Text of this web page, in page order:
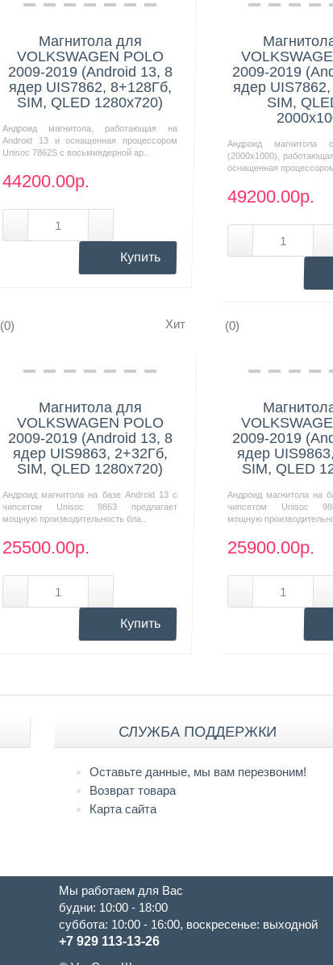
Нашли дешевле?
Магнитола для
VOLKSWAGEN POLO
2009-2019 (Android 13, 8
ядер UIS7862, 8+128Гб,
SIM, QLED 1280x720)
Андроид магнитола, работающая на
Android 13 и оснащенная процессором
Unisoc 7862S с восьмиядерной ар..
44200.00р.
Купить
Нашли
2009-2019
ядер
SIM,
Андроид
(2000х1000),
оснащенная
49200.00р.
(0) Хит
Нашли дешевле?
Магнитола для
VOLKSWAGEN POLO
2009-2019 (Android 13, 8
ядер UIS9863, 2+32Гб,
SIM, QLED 1280x720)
Андроид магнитола на базе Android 13 с
чипсетом Unisoc 9863 предлагает
мощную производительность бла..
25500.00р.
Купить
(0)
Нашли
2009-2019
ядер
SIM, QLED
Андроид магнитола на
чипсетом Unisoc
мощную
25900.00р.
СЛУЖБА ПОДДЕРЖКИ
Оставьте данные, мы вам перезвоним!
Возврат товара
Карта сайта
Мы работаем для Вас
будни: 10:00 - 18:00
суббота: 10:00 - 16:00, воскресенье: выходной
+7 929 113-13-26